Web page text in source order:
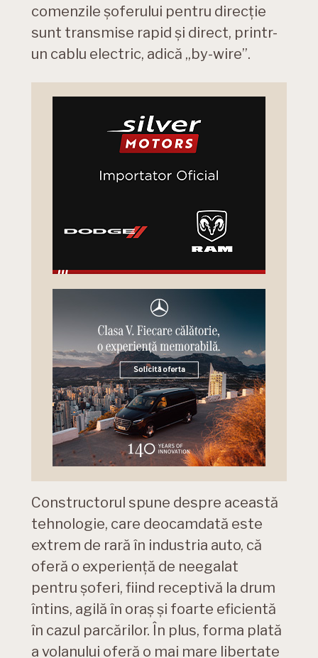
comenzile șoferului pentru direcție
sunt transmise rapid și direct, printr-
un cablu electric, adică „by-wire”.
Constructorul spune despre această
tehnologie, care deocamdată este
extrem de rară în industria auto, că
oferă o experiență de neegalat
pentru șoferi, fiind receptivă la drum
întins, agilă în oraș și foarte eficientă
în cazul parcărilor. În plus, forma plată
a volanului oferă o mai mare libertate